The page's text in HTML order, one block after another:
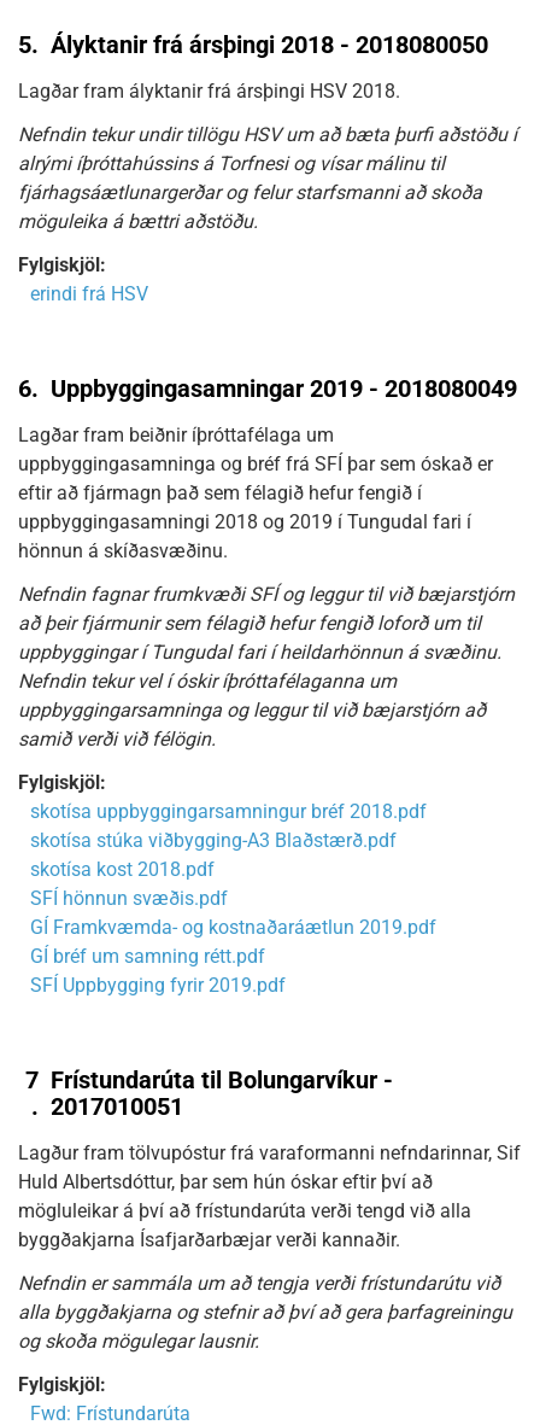
5. Ályktanir frá ársþingi 2018 - 2018080050
Lagðar fram ályktanir frá ársþingi HSV 2018.
Nefndin tekur undir tillögu HSV um að bæta þurfi aðstöðu í
alrými íþróttahússins á Torfnesi og vísar málinu til
fjárhagsáætlunargerðar og felur starfsmanni að skoða
möguleika á bættri aðstöðu.
Fylgiskjöl:
erindi frá HSV
6. Uppbyggingasamningar 2019 - 2018080049
Lagðar fram beiðnir íþróttafélaga um
uppbyggingasamninga og bréf frá SFÍ þar sem óskað er
eftir að fjármagn það sem félagið hefur fengið í
uppbyggingasamningi 2018 og 2019 í Tungudal fari í
hönnun á skíðasvæðinu.
Nefndin fagnar frumkvæði SFÍ og leggur til við bæjarstjórn
að þeir fjármunir sem félagið hefur fengið loforð um til
uppbyggingar í Tungudal fari í heildarhönnun á svæðinu.
Nefndin tekur vel í óskir íþróttafélaganna um
uppbyggingarsamninga og leggur til við bæjarstjórn að
samið verði við félögin.
Fylgiskjöl:
skotísa uppbyggingarsamningur bréf 2018.pdf
skotísa stúka viðbygging-A3 Blaðstærð.pdf
skotísa kost 2018.pdf
SFÍ hönnun svæðis.pdf
GÍ Framkvæmda- og kostnaðaráætlun 2019.pdf
GÍ bréf um samning rétt.pdf
SFÍ Uppbygging fyrir 2019.pdf
7
.
Frístundarúta til Bolungarvíkur -
2017010051
Lagður fram tölvupóstur frá varaformanni nefndarinnar, Sif
Huld Albertsdóttur, þar sem hún óskar eftir því að
mögluleikar á því að frístundarúta verði tengd við alla
byggðakjarna Ísafjarðarbæjar verði kannaðir.
Nefndin er sammála um að tengja verði frístundarútu við
alla byggðakjarna og stefnir að því að gera þarfagreiningu
og skoða mögulegar lausnir.
Fylgiskjöl:
Fwd: Frístundarúta